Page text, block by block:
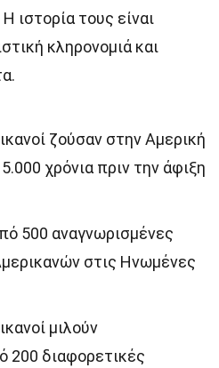
ιστορία τους είναι
κληρονομιά και
ζούσαν στην Αμερική
χρόνια πριν την άφιξη
500 αναγνωρισμένες
στις Ηνωμένες
μιλούν
200 διαφορετικές